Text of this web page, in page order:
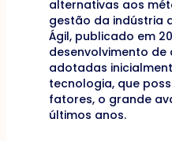
alternativas aos
gestão da indústria
Ágil, publicado em
desenvolvimento
adotadas
tecnologia, que
fatores, o grande
últimos anos.